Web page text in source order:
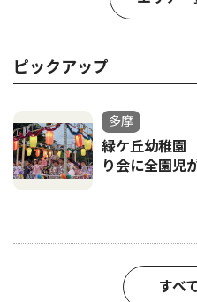
ピックアップ
多摩
緑ケ丘幼稚
り会に全園児
すべ